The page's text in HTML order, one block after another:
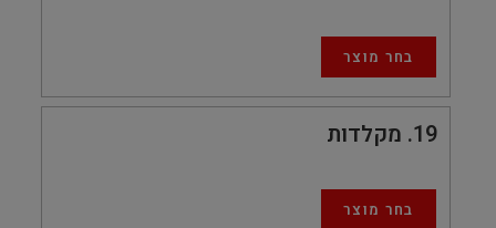
בחר מוצר
19 מקלדות
בחר מוצר